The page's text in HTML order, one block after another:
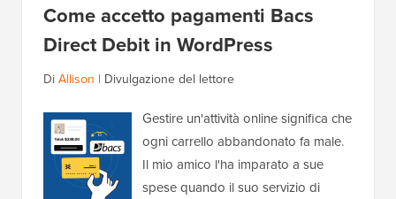
Come accetto pagamenti Bacs
Direct Debit in WordPress
DiAllison | Divulgazione del lettore
Gestire un'attività online significa che
ogni carrello abbandonato fa male.
Il mio amico l'ha imparato a sue
spese quando il suo servizio di